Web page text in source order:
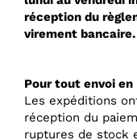
réception du
virement bancaire.
Pour tout envoi
Les expéditions
réception du
ruptures de stock